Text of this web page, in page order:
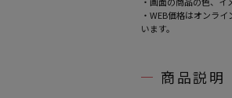
・WEB価格はオンラ
います。
商品説明